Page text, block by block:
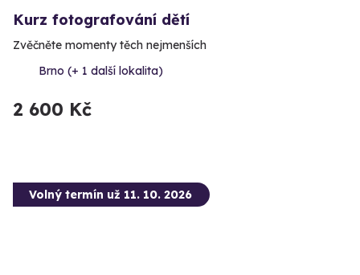
Kurz fotografování dětí
Zvěčněte momenty těch nejmenších
Brno (+ 1 další lokalita)
2 600 Kč
Volný termín už 11. 10. 2026